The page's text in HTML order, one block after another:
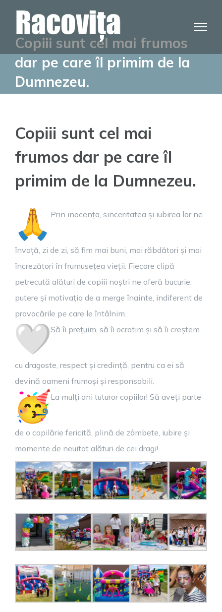
contentCopiii sunt cel mai frumos
dar pe care îl primim de la
Dumnezeu.
Copiii sunt cel mai
frumos dar pe care îl
primim de la Dumnezeu.
Prin inocența, sinceritatea și iubirea lor ne
învață, zi de zi, să fim mai buni, mai răbdători și mai
încrezători în frumusețea vieții. Fiecare clipă
petrecută alături de copiii noștri ne oferă bucurie,
putere și motivația de a merge înainte, indiferent de
provocările pe care le întâlnim.
Să îi prețuim, să îi ocrotim și să îi creștem
cu dragoste, respect și credință, pentru ca ei să
devină oameni frumoși și responsabili.
La mulți ani tuturor copiilor! Să aveți parte
de o copilărie fericită, plină de zâmbete, iubire și
momente de neuitat alături de cei dragi!